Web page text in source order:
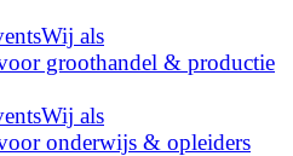
Wij als
groothandel & productie
Wij als
onderwijs & opleiders